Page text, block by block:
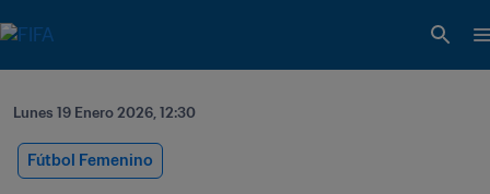
Lunes 19 Enero 2026, 12:30
Fútbol Femenino